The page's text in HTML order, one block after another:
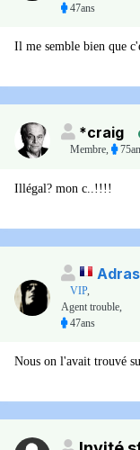
47ans
Il me semble bien que
*craig
Membre
Illégal? mon c..!!!!
Adras
VIP,
Agent trouble,
47ans
Nous on l'avait trouvé